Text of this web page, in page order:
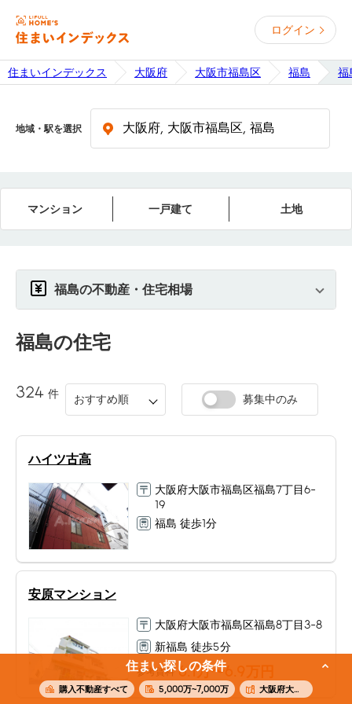
ログイン
住まいインデックス 大阪府 大阪市福島区 福島 福
住まい探しの条件
購入不動産すべて 5,000万~7,000万 大阪府大阪市福島区福島
地域・駅を選択
マンション 一戸建て 土地
福島の不動産・住宅相場
福島の住宅
324 件 おすすめ順 募集中のみ
ハイツ古高
大阪府大阪市福島区福島7丁目6-
19
福島 徒歩1分
安原マンション
大阪府大阪市福島区福島8丁目3-8
新福島 徒歩5分
参考賃料 6.1万〜6.9万円